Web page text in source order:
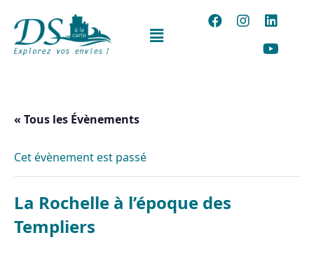
« Tous les Évènements
Cet évènement est passé
La Rochelle à l’époque des
Templiers